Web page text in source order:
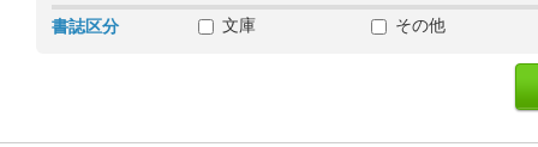
書誌区分
文庫 その他